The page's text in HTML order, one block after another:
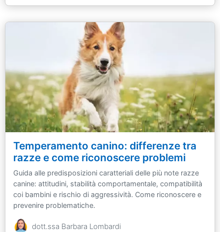
Temperamento canino: differenze tra
razze e come riconoscere problemi
Guida alle predisposizioni caratteriali delle più note razze
canine: attitudini, stabilità comportamentale, compatibilità
coi bambini e rischio di aggressività. Come riconoscere e
prevenire problematiche.
dott.ssa Barbara Lombardi